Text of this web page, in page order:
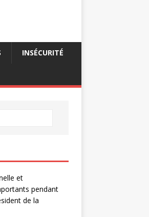
INSÉCURITÉ
et
pendant
de la